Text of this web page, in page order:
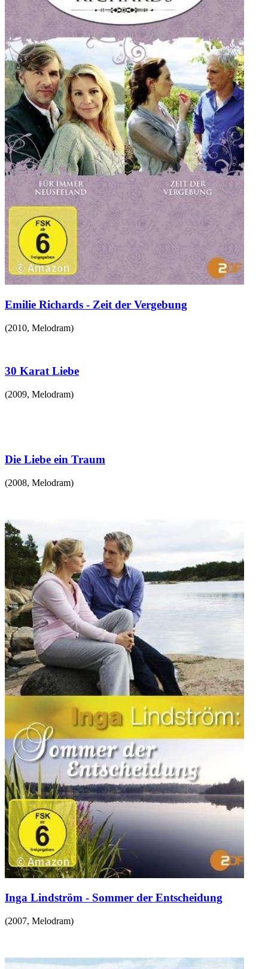
Emilie Richards - Zeit der Vergebung
(2010, Melodram)
30 Karat Liebe
(2009, Melodram)
Die Liebe ein Traum
(2008, Melodram)
Inga Lindström - Sommer der Entscheidung
(2007, Melodram)